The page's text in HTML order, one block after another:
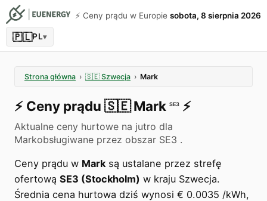
⚡️ Ceny prądu w Europie sobota, 8 sierpnia 2026
🇵🇱PL▾
Strona główna › 🇸🇪 Szwecja › Mark
⚡️ Ceny prądu 🇸🇪 Mark SE3 ⚡️
Aktualne ceny hurtowe na jutro dla
Markobsługiwane przez obszar SE3 .
Ceny prądu w Marksą ustalane przez strefę
ofertową SE3 (Stockholm) w kraju Szwecja.
Średnia cena hurtowa dziś wynosi € 0.0035 /kWh,